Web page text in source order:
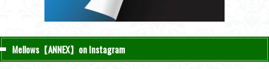
Mellows【ANNEX】on Instagram